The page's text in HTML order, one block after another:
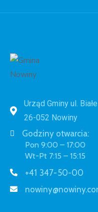
Urząd Gminy ul.
26-052 Nowiny
Godziny otwarcia:
Pon 9:00 – 17:00
Wt-Pt 7:15 – 15:15
+41 347-50-00